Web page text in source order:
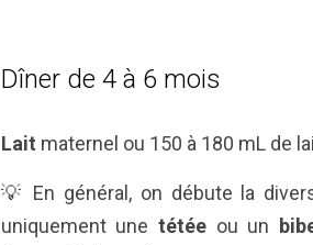
Dîner de 4 à 6 mois
Lait maternel ou 150 à 180 mL de
💡 En général, on débute la
uniquement une tétéeou un